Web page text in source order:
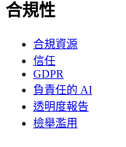
合規性
合規資源
信任
GDPR
負責任的 AI
透明度報告
檢舉濫用